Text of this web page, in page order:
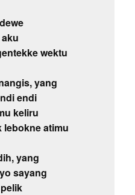
wektu
yang
endi
keliru
lebokne atimu
yang
sayang